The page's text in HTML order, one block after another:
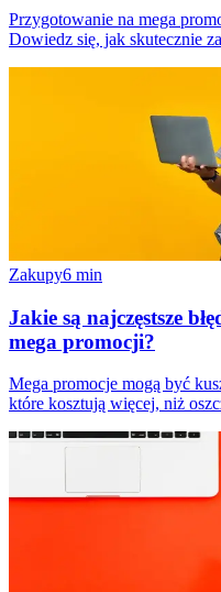
Przygotowanie na mega
Dowiedz się, jak skutecznie
Zakupy6 min
Jakie są najczęstsze
mega promocji?
Mega promocje mogą być
które kosztują więcej, niż